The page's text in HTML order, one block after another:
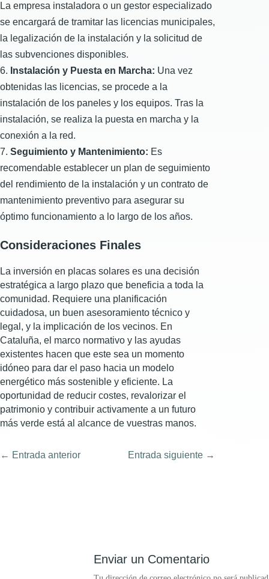
La empresa instaladora o un gestor especializado
se encargará de tramitar las licencias municipales,
la legalización de la instalación y la solicitud de
las subvenciones disponibles.
Instalación y Puesta en Marcha: Una vez
obtenidas las licencias, se procede a la
instalación de los paneles y los equipos. Tras la
instalación, se realiza la puesta en marcha y la
conexión a la red.
Seguimiento y Mantenimiento: Es
recomendable establecer un plan de seguimiento
del rendimiento de la instalación y un contrato de
mantenimiento preventivo para asegurar su
óptimo funcionamiento a lo largo de los años.
Consideraciones Finales
La inversión en placas solares es una decisión
estratégica a largo plazo que beneficia a toda la
comunidad. Requiere una planificación
cuidadosa, un buen asesoramiento técnico y
legal, y la implicación de los vecinos. En
Cataluña, el marco normativo y las ayudas
existentes hacen que este sea un momento
idóneo para dar el paso hacia un modelo
energético más sostenible y eficiente. La
oportunidad de reducir costes, revalorizar el
patrimonio y contribuir activamente a un futuro
más verde está al alcance de vuestras manos.
← Entrada anterior Entrada siguiente →
Enviar un Comentario